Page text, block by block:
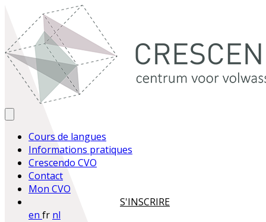
Cours de langues
Informations pratiques
Crescendo CVO
Contact
Mon CVO
S'INSCRIRE
en fr nl